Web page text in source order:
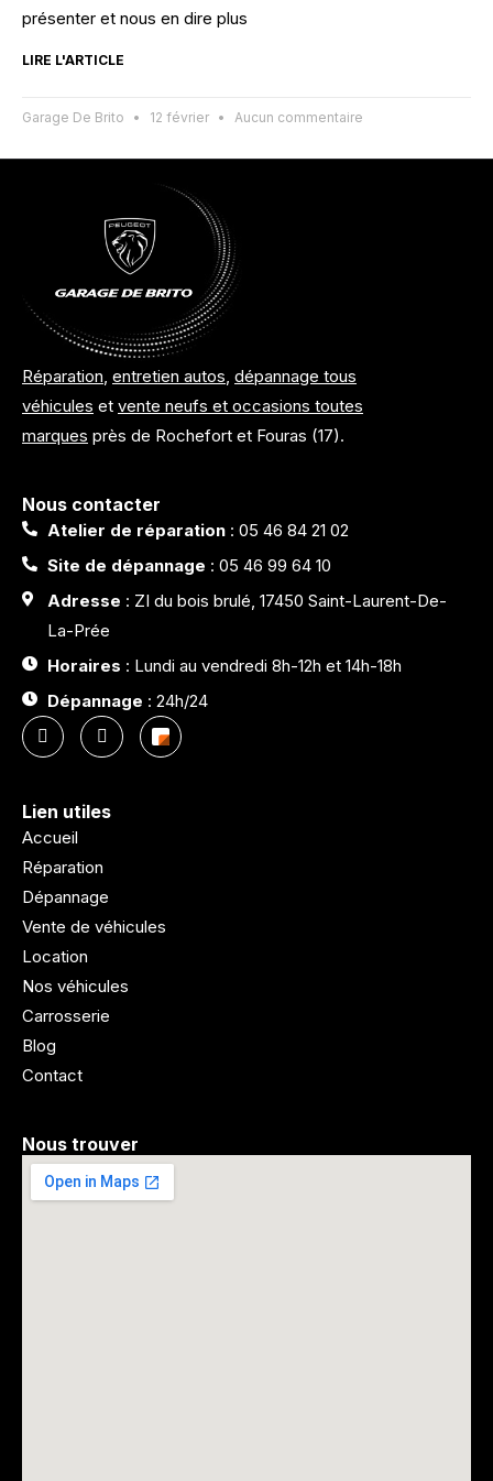
présenter et nous en dire plus
LIRE L'ARTICLE
Garage De Brito 12 février Aucun commentaire
Réparation entretien autos dépannage tous
véhicules et vente neufs et occasions toutes
marques près de Rochefort et Fouras (17).
Nous contacter
Atelier de réparation: 05 46 84 21 02
Site de dépannage : 05 46 99 64 10
Adresse : ZI du bois brulé, 17450 Saint-Laurent-De-
La-Prée
Horaires : Lundi au vendredi 8h-12h et 14h-18h
Dépannage : 24h/24
Lien utiles
Accueil
Réparation
Dépannage
Vente de véhicules
Location
Nos véhicules
Carrosserie
Blog
Contact
Nous trouver